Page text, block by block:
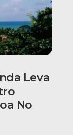
Leva
No